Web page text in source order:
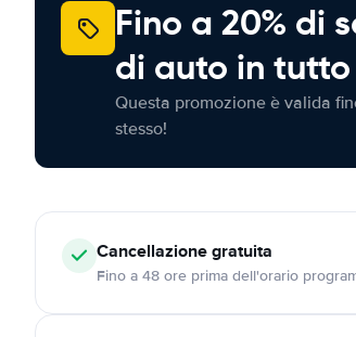
Fino a 20% di
di auto in
Questa promozione è valida
stesso!
Cancellazionegratuita
Fino a 48 ore prima dell'orario